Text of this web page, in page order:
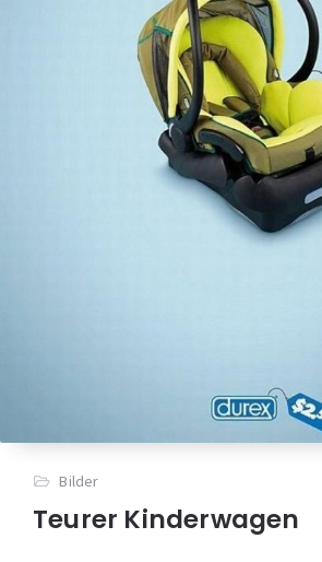
Bilder
Teurer Kinderwagen